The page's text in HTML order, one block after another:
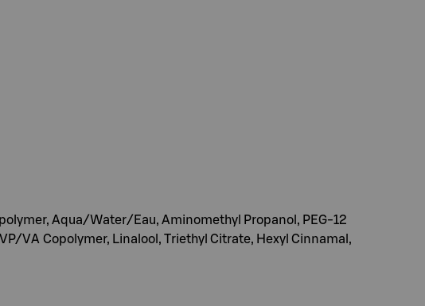
Aqua/Water/Eau, Aminomethyl Propanol, PEG-12
VA Copolymer, Linalool, Triethyl Citrate, Hexyl Cinnamal,